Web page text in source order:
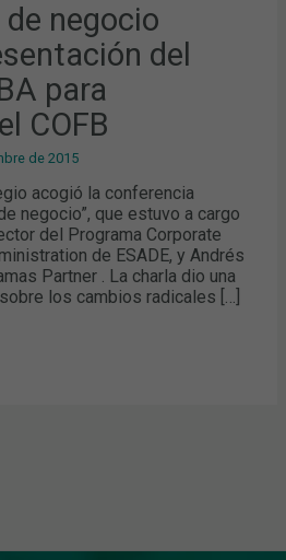
negocio
del
para
COFB
de 2015
acogió la conferencia
negocio”, que estuvo a cargo
del Programa Corporate
de ESADE, y Andrés
Partner . La charla dio una
los cambios radicales […]